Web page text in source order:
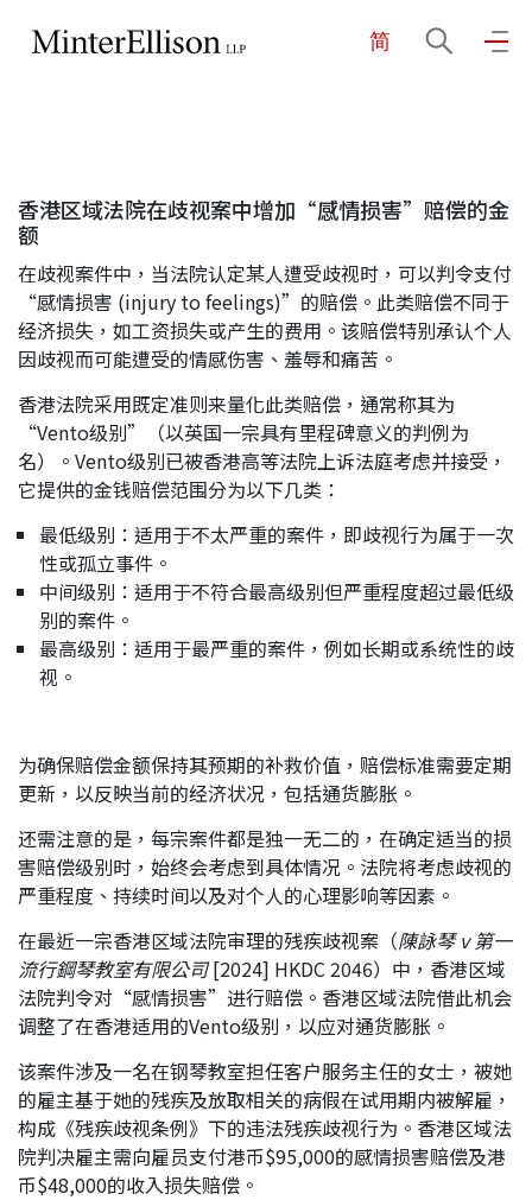
简
关于我们
业务领域
我们的团队
社区投入
联络我们
地点
香港区域法院在歧视案中增加“感情损害”赔偿的金
额
在歧视案件中，当法院认定某人遭受歧视时，可以判令支付
“感情损害 (injury to feelings)”的赔偿。此类赔偿不同于
经济损失，如工资损失或产生的费用。该赔偿特别承认个人
因歧视而可能遭受的情感伤害、羞辱和痛苦。
香港法院采用既定准则来量化此类赔偿，通常称其为
“Vento级别”（以英国一宗具有里程碑意义的判例为
名）。Vento级别已被香港高等法院上诉法庭考虑并接受，
它提供的金钱赔偿范围分为以下几类：
最低级别：适用于不太严重的案件，即歧视行为属于一次
性或孤立事件。
中间级别：适用于不符合最高级别但严重程度超过最低级
别的案件。
最高级别：适用于最严重的案件，例如长期或系统性的歧
视。
为确保赔偿金额保持其预期的补救价值，赔偿标准需要定期
更新，以反映当前的经济状况，包括通货膨胀。
还需注意的是，每宗案件都是独一无二的，在确定适当的损
害赔偿级别时，始终会考虑到具体情况。法院将考虑歧视的
严重程度、持续时间以及对个人的心理影响等因素。
在最近一宗香港区域法院审理的残疾歧视案（陳詠琴v 第一
流行鋼琴教室有限公司[2024] HKDC 2046）中，香港区域
法院判令对“感情损害”进行赔偿。香港区域法院借此机会
调整了在香港适用的Vento级别，以应对通货膨胀。
该案件涉及一名在钢琴教室担任客户服务主任的女士，被她
的雇主基于她的残疾及放取相关的病假在试用期内被解雇，
构成《残疾歧视条例》下的违法残疾歧视行为。香港区域法
院判决雇主需向雇员支付港币$95,000的感情损害赔偿及港
币$48,000的收入损失赔偿。